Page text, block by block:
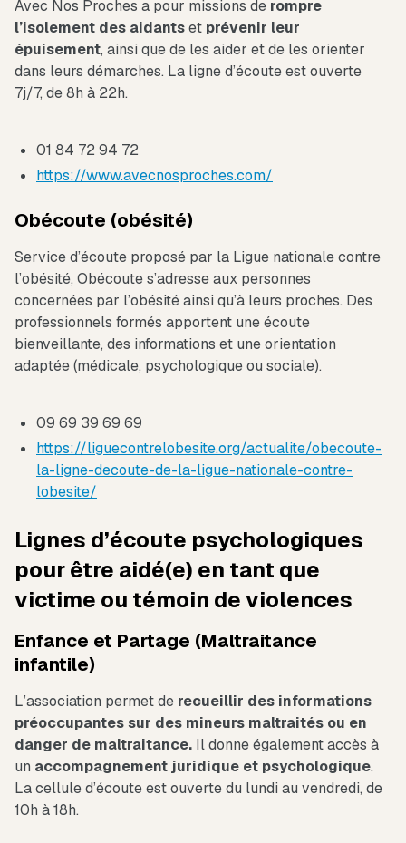
Avec Nos Proches a pour missions de rompre
l’isolement des aidantset prévenir leur
épuisement, ainsi que de les aider et de les orienter
dans leurs démarches. La ligne d’écoute est ouverte
7j/7, de 8h à 22h.
01 84 72 94 72
https://www.avecnosproches.com/
Obécoute (obésité)
Service d’écoute proposé par la Ligue nationale contre
l’obésité, Obécoute s’adresse aux personnes
concernées par l’obésité ainsi qu’à leurs proches. Des
professionnels formés apportent une écoute
bienveillante, des informations et une orientation
adaptée (médicale, psychologique ou sociale).
09 69 39 69 69
https://liguecontrelobesite.org/actualite/obecoute-
la-ligne-decoute-de-la-ligue-nationale-contre-
lobesite/
Lignes d’écoute psychologiques
pour être aidé(e) en tant que
victime ou témoin de violences
Enfance et Partage (Maltraitance
infantile)
L’association permet de recueillir des informations
préoccupantes sur des mineurs maltraités ou en
danger de maltraitance. Il donne également accès à
un accompagnement juridique et psychologique.
La cellule d’écoute est ouverte du lundi au vendredi, de
10h à 18h.